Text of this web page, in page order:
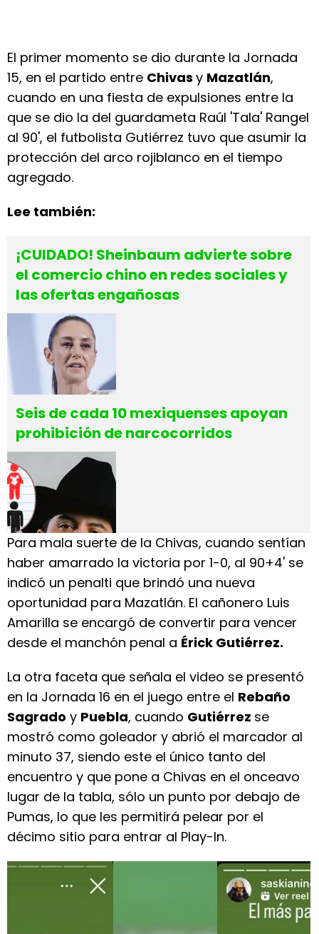
El primer momento se dio durante la Jornada
15, en el partido entre Chivas y Mazatlán,
cuando en una fiesta de expulsiones entre la
que se dio la del guardameta Raúl 'Tala' Rangel
al 90', el futbolista Gutiérrez tuvo que asumir la
protección del arco rojiblanco en el tiempo
agregado.
Lee también:
¡CUIDADO! Sheinbaum advierte sobre
el comercio chino en redes sociales y
las ofertas engañosas
Seis de cada 10 mexiquenses apoyan
prohibición de narcocorridos
Para mala suerte de la Chivas, cuando sentían
haber amarrado la victoria por 1-0, al 90+4' se
indicó un penalti que brindó una nueva
oportunidad para Mazatlán. El cañonero Luis
Amarilla se encargó de convertir para vencer
desde el manchón penal a Érick Gutiérrez.
La otra faceta que señala el video se presentó
en la Jornada 16 en el juego entre el Rebaño
Sagrado y Puebla, cuando Gutiérrez se
mostró como goleador y abrió el marcador al
minuto 37, siendo este el único tanto del
encuentro y que pone a Chivas en el onceavo
lugar de la tabla, sólo un punto por debajo de
Pumas, lo que les permitirá pelear por el
décimo sitio para entrar al Play-In.